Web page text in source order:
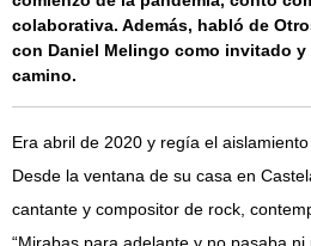
colaborativa. Además, habló de
con Daniel Melingo como invitado
camino.
Era abril de 2020 y regía el
Desde la ventana de su casa en
cantante y compositor de rock,